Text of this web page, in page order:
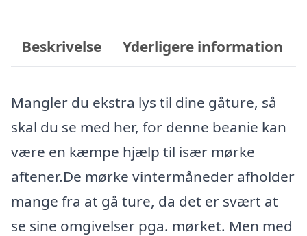
Beskrivelse Yderligere information
Mangler du ekstra lys til dine gåture, så
skal du se med her, for denne beanie kan
være en kæmpe hjælp til især mørke
aftener.De mørke vintermåneder afholder
mange fra at gå ture, da det er svært at
se sine omgivelser pga. mørket. Men med